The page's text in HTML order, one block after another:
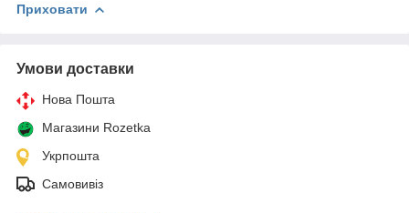
Приховати
Умови доставки
Нова Пошта
Магазини Rozetka
Укрпошта
Самовивіз